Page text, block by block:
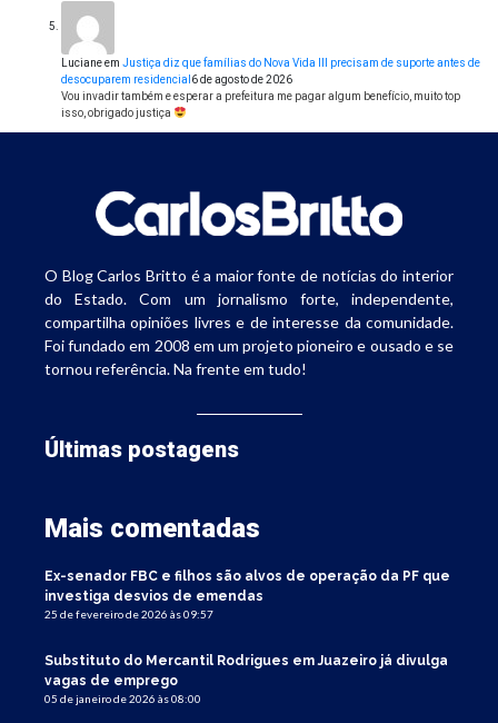
Lucianeem Justiça diz que famílias do Nova Vida III precisam de suporte antes de
desocuparem residencial 6 de agosto de 2026
Vou invadir também e esperar a prefeitura me pagar algum benefício, muito top
isso, obrigado justiça
O Blog Carlos Britto é a maior fonte de notícias do interior
do Estado. Com um jornalismo forte, independente,
compartilha opiniões livres e de interesse da comunidade.
Foi fundado em 2008 em um projeto pioneiro e ousado e se
tornou referência. Na frente em tudo!
Últimas postagens
Mais comentadas
Ex-senador FBC e filhos são alvos de operação da PF que
investiga desvios de emendas
25 de fevereiro de 2026 às 09:57
Substituto do Mercantil Rodrigues em Juazeiro já divulga
vagas de emprego
05 de janeiro de 2026 às 08:00